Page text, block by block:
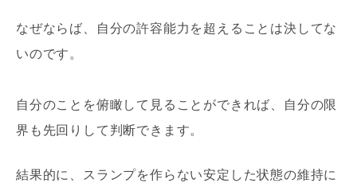
なぜならば、自分の許容能力を超えることは決してな
いのです。
自分のことを俯瞰して見ることができれば、自分の限
界も先回りして判断できます。
結果的に、スランプを作らない安定した状態の維持に